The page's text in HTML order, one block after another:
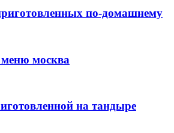
по-домашнему
меню москва
на тандыре